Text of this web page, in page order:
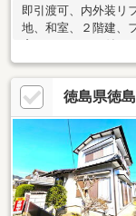
即引渡可、内外装リ
地、和室、２階建、
徳島県徳